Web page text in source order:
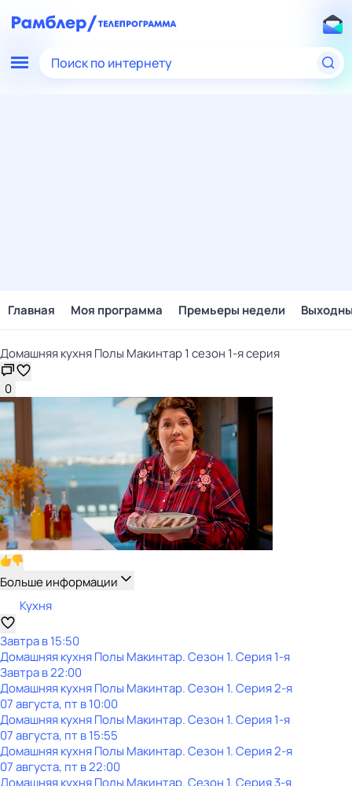
Поиск по интернету
Главная Моя программа Премьеры недели
Домашняя кухня Полы Макинтар 1 сезон 1-я серия
0
Больше информации
Кухня
Завтра в 15:50
Домашняя кухня Полы Макинтар. Сезон 1. Серия 1-я
Завтра в 22:00
Домашняя кухня Полы Макинтар. Сезон 1. Серия 2-я
07 августа, пт в 10:00
Домашняя кухня Полы Макинтар. Сезон 1. Серия 1-я
07 августа, пт в 15:55
Домашняя кухня Полы Макинтар. Сезон 1. Серия 2-я
07 августа, пт в 22:00
Домашняя кухня Полы Макинтар. Сезон 1. Серия 3-я